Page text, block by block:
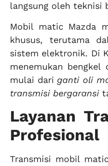
langsung oleh teknisi
Mobil matic Mazda
khusus, terutama
sistem elektronik. Di
menemukan bengkel
mulai dari ganti oli
transmisi bergaransi
Layanan
Profesional
Transmisi mobil